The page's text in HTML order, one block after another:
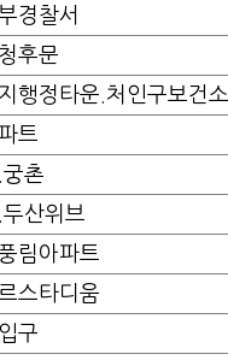
경찰서
후문
행정타운.처인구보건소
트
촌
산위브
림아파트
스타디움
구